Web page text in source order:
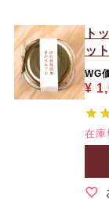
ト
ッ
WG
¥
在庫